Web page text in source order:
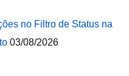
no Filtro de Status na
03/08/2026